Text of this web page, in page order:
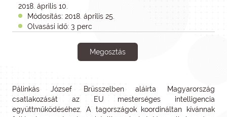
2018. április 10.
Módosítás: 2018. április 25.
Olvasási idő: 3 perc
Megosztás
Pálinkás József Brüsszelben aláírta Magyarország
csatlakozását az EU mesterséges intelligencia
együttműködéséhez. A tagországok koordináltan kívánnak